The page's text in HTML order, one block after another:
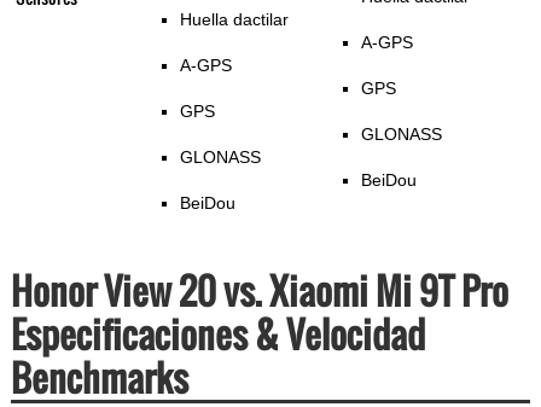
Huella dactilar
A-GPS
GPS
GLONASS
BeiDou
A-GPS
GPS
GLONASS
BeiDou
Honor View 20 vs. Xiaomi Mi 9T Pro
Especificaciones & Velocidad
Benchmarks